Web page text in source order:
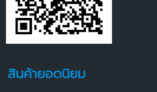
สินค้ายอดนิยม